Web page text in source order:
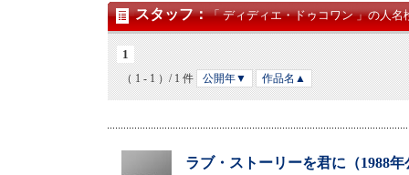
スタッフ：「 ディディエ・ドゥコワン 」の人名
1
（ 1 - 1 ）/ 1 件 公開年▼ 作品名▲
ラブ・ストーリーを君に（1988年